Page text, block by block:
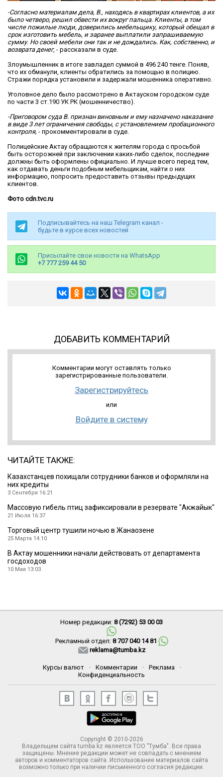
-Согласно материалам дела, В., находясь в квартирах клиентов, а их
было четверо, решил обвести их вокруг пальца. Клиенты, в том
числе пожилые люди, доверились мебельщику, который обещал в
срок изготовить мебель, и заранее выплатили запрашиваемую
сумму. Но своей мебели они так и не дождались. Как, собственно, и
возврата денег, - рассказали в суде.
Злоумышленник в итоге завладел суммой в 496 240 тенге. Поняв,
что их обманули, клиенты обратились за помощью в полицию.
Стражи порядка установили и задержали мошенника оперативно.
Уголовное дело было рассмотрено в Актауском городском суде
по части 3 ст.190 УК РК (мошенничество).
-Приговором суда В. признан виновным и ему назначено наказание
в виде 3 лет ограничения свободы, с установлением пробационного
контроля, - прокомментировали в суде.
Полицейские Актау обращаются к жителям города с просьбой
быть осторожней при заключении каких-либо сделок, последние
должны быть оформлены официально. И лучше всего перед тем,
как отдавать деньги подобным мебельщикам, найти о них
информацию, попросить предоставить отзывы предыдущих
клиентов.
Фото cdn.tvc.ru
Подписывайтесь на наш Telegram канал -
будьте в курсе всех новостей
Присылайте свои новости на WhatsApp
+7 777 259 44 50
ДОБАВИТЬ КОММЕНТАРИЙ
Комментарии могут оставлять только
зарегистрированные пользователи.
Зарегистрируйтесь
или
Войдите в систему
ЧИТАЙТЕ ТАКЖЕ:
Казахстанцев похищали сотрудники банков и оформляли на
них кредиты
3 Сентября 16:21
Массовую гибель птиц зафиксировали в резервате ″Акжайык″
21 Июля 16:37
Торговый центр тушили ночью в Жанаозене
25 Марта 14:10
В Актау мошенники начали действовать от департамента
госдоходов
10 Мая 13:03
Номер редакции: 8 (7292) 53 00 03
Рекламный отдел: 8 707 040 14 81
reklama@tumba.kz
Курсы валют · Комментарии · Реклама
·
Конфиденциальность
Copyright © 2010-2026
Владельцем сайта tumba.kz является ТОО "Тумба". Все права
защищены. Мнение редакции может не совпадать с мнением
авторов и комментаторов сайта. Использование материалов сайта
возможно только при наличии письменного согласия редакции.